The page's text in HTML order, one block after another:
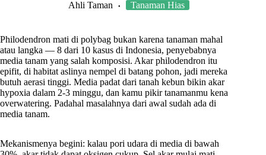
Ahli Taman Tanaman Hias
Philodendron mati di polybag bukan karena tanaman mahal
atau langka — 8 dari 10 kasus di Indonesia, penyebabnya
media tanam yang salah komposisi. Akar philodendron itu
epifit, di habitat aslinya nempel di batang pohon, jadi mereka
butuh aerasi tinggi. Media padat dari tanah kebun bikin akar
hypoxia dalam 2-3 minggu, dan kamu pikir tanamanmu kena
overwatering. Padahal masalahnya dari awal sudah ada di
media tanam.
Mekanismenya begini: kalau pori udara di media di bawah